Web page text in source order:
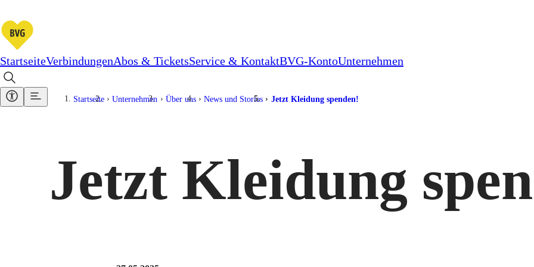
StartseiteVerbindungenAbos & TicketsService & KontaktBVG-KontoUnternehmen
Startseite Unternehmen Über uns News und Stories Jetzt Kleidung spenden!
Jetzt Kleidung